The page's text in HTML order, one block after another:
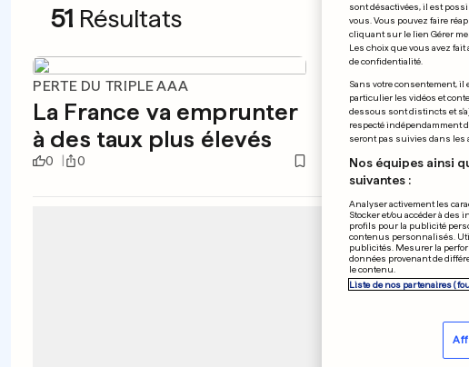
51 Résultats
PERTE DU TRIPLE AAA
La France va emprunter
à des taux plus élevés
0 0
À LA POMPE
Nouvelle
gazole
0 0
sont désactivées, il est
vous. Vous pouvez faire
cliquant sur le lien Gérer
Les choix que vous avez
de confidentialité.
Sans votre consentement,
particulier les vidéos et
dessous sont distincts et
respecté indépendamment
seront pas suivies dans les
Nos équipes ainsi
suivantes :
Analyser activement les
Stocker et/ou accéder à
profils pour la publicité
contenus personnalisés.
publicités. Mesurer la
données provenant de
le contenu.
Liste de nos partenaires